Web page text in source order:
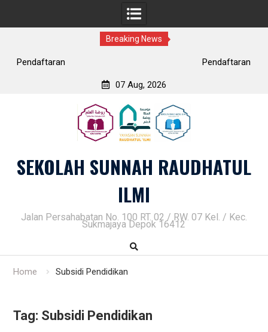
Breaking News
Pendaftaran SMP Tahfidz Putri
07 Aug, 2026
SEKOLAH SUNNAH RAUDHATUL
ILMI
Jalan Persahabatan No. 100 RT. 02 / RW. 07 Kel. / Kec.
Sukmajaya Depok 16412
Home Subsidi Pendidikan
Tag: Subsidi Pendidikan